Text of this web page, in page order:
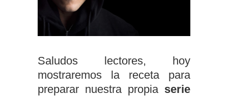
Saludos lectores, hoy
mostraremos la receta para
preparar nuestra propia serie